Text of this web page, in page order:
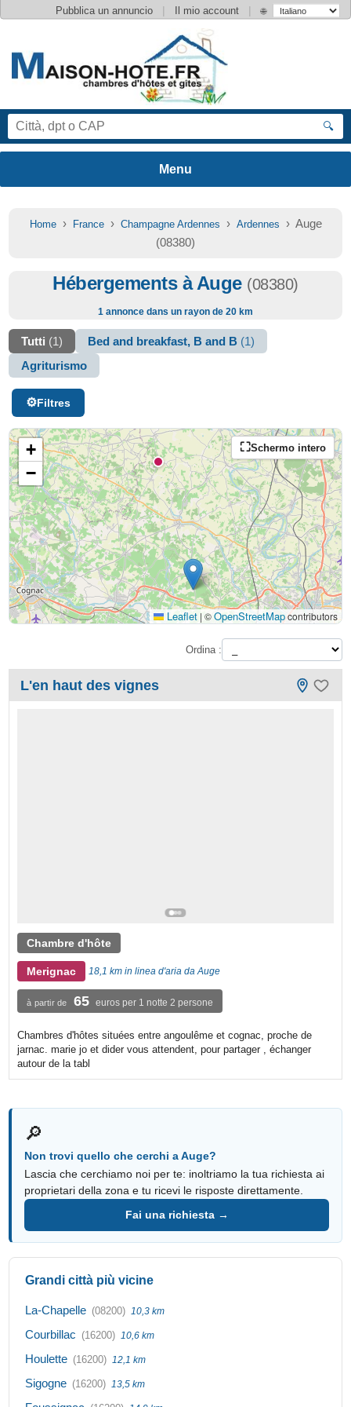
Pubblica un annuncio | Il mio account | 🌐
🔍
Home› France› Champagne Ardennes › Ardennes › Auge
(08380)
Hébergements à Auge (08380)
1 annonce dans un rayon de 20 km
Tutti (1) Bed and breakfast, B and B (1)
Agriturismo
Filtres
Schermo intero
+
−
Leaflet | ©OpenStreetMapcontributors
Ordina :
L'en haut des vignes
Chambre d'hôte
Merignac 18,1 km in linea d'aria da Auge
à partir de 65 euros per 1 notte 2 persone
Chambres d'hôtes situées entre angoulême et cognac, proche de
jarnac. marie jo et dider vous attendent, pour partager , échanger
autour de la tabl
🔎
Non trovi quello che cerchi a Auge?
Lascia che cerchiamo noi per te: inoltriamo la tua richiesta ai
proprietari della zona e tu ricevi le risposte direttamente.
Fai una richiesta →
Grandi città più vicine
La-Chapelle (08200) 10,3 km
Courbillac (16200) 10,6 km
Houlette (16200) 12,1 km
Sigogne (16200) 13,5 km